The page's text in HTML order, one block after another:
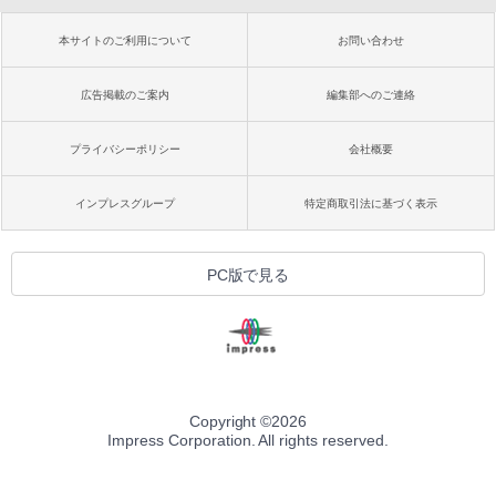
本サイトのご利用について お問い合わせ
広告掲載のご案内 編集部へのご連絡
プライバシーポリシー 会社概要
インプレスグループ 特定商取引法に基づく表示
PC版で見る
Copyright ©2026
Impress Corporation. All rights reserved.